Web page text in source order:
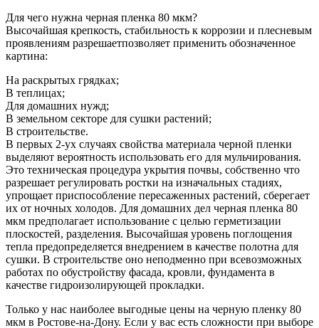
Для чего нужна черная пленка 80 мкм?
Высочайшая крепкость, стабильность к коррозии и плесневым
проявлениям разрешаетпозволяет применить обозначенное
картина:
На раскрытых грядках;
В теплицах;
Для домашних нужд;
В земельном секторе для сушки растений;
В строительстве.
В первых 2-ух случаях свойства материала черной пленки
выделяют вероятность использовать его для мульчирования.
Это техническая процедура укрытия почвы, собственно что
разрешает регулировать ростки на изначальных стадиях,
упрощает приспособление пересаженных растений, сберегает
их от ночных холодов. Для домашних дел черная пленка 80
мкм предполагает использование с целью герметизации
плоскостей, разделения. Высочайшая уровень поглощения
тепла предопределяется внедрением в качестве полотна для
сушки. В строительстве оно неподменно при всевозможных
работах по обустройству фасада, кровли, фундамента в
качестве гидроизолирующей прокладки.
Только у нас наиболее выгодные цены на черную пленку 80
мкм в Ростове-на-Дону. Если у вас есть сложности при выборе